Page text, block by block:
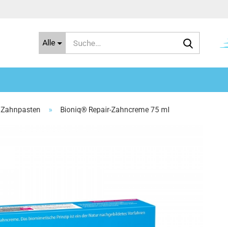
Alle
Zahnpasten » Bioniq® Repair-Zahncreme 75 ml